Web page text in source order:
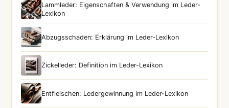
Lammleder: Eigenschaften & Verwendung im Leder-
Lexikon
Abzugsschaden: Erklärung im Leder-Lexikon
Zickelleder: Definition im Leder-Lexikon
Entfleischen: Ledergewinnung im Leder-Lexikon